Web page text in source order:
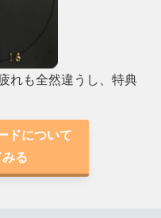
れも全然違うし、特典
ドについて
る